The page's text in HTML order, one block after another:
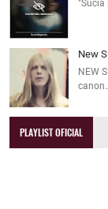
"Sucia
New
NEW
PLAYLIST OFICIAL